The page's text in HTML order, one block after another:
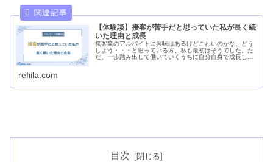
【体験談】接客が苦手だと思っていた私が長く続
いた理由と成長
接客業のアルバイトに興味はあるけどこわいのかな、どう
しよう・・・と思っている方、私も最初はそうでした。た
だ、一歩踏み出して働いていくうちに自分自身で成長して
refiila.com
目次